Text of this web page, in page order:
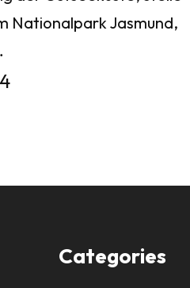
Nationalpark Jasmund,
Categories